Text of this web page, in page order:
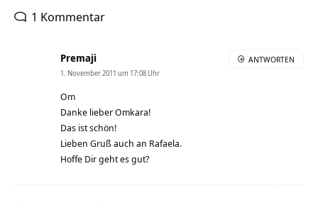
1 Kommentar
Premaji
1. November 2011 um 17:08 Uhr
Om
Danke lieber Omkara!
Das ist schön!
Lieben Gruß auch an Rafaela.
Hoffe Dir geht es gut?
ANTWORTEN